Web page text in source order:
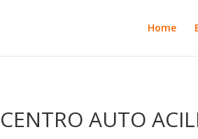
Home
CENTRO AUTO